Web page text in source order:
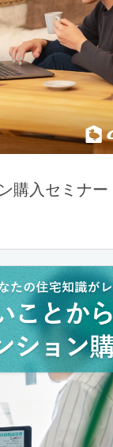
購入セミナー